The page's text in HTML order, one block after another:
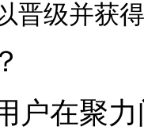
晋级并获
户在聚